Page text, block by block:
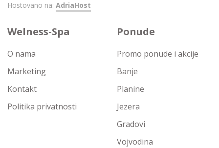
Hostovano na: AdriaHost
Welness-Spa
O nama
Marketing
Kontakt
Politika privatnosti
Ponude
Promo ponude i akcije
Banje
Planine
Jezera
Gradovi
Vojvodina